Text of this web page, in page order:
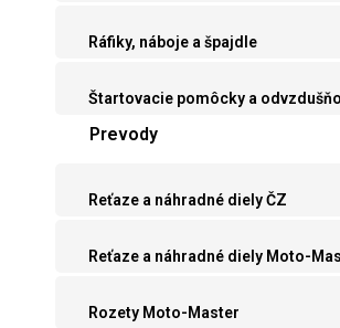
Ráfiky, náboje a špajdle
Štartovacie pomôcky a
Prevody
Reťaze a náhradné diely ČZ
Reťaze a náhradné diely Moto-
Rozety Moto-Master